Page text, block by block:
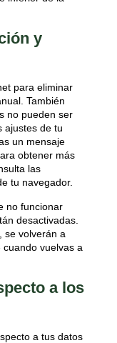
y
para eliminar
También
no pueden ser
ajustes de tu
un mensaje
obtener más
las
tu navegador.
no funcionar
desactivadas.
se volverán a
vuelvas a
a los
a tus datos